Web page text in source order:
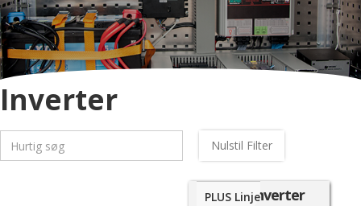
Inverter
Nulstil Filter
400W Inverter
PLUS Linje